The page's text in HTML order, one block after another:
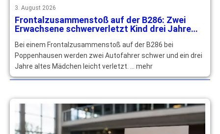
3. August 2026
Frontalzusammenstoß auf der B286: Zwei
Erwachsene schwerverletzt Kind drei Jahre
Bei einem Frontalzusammenstoß auf der B286 bei
Poppenhausen werden zwei Autofahrer schwer und ein drei
Jahre altes Mädchen leicht verletzt. … mehr